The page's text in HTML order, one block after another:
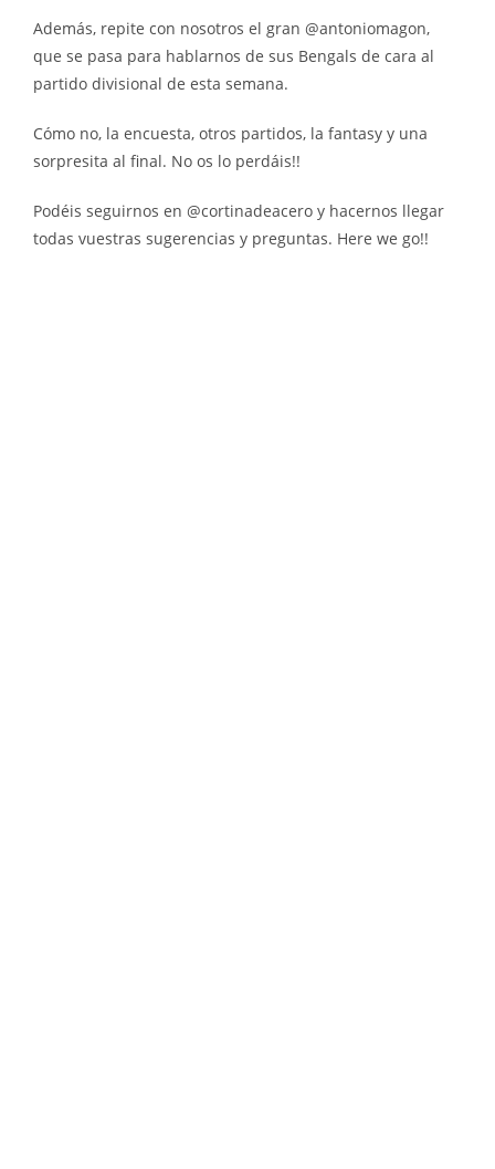
Además, repite con nosotros el gran @antoniomagon,
que se pasa para hablarnos de sus Bengals de cara al
partido divisional de esta semana.
Cómo no, la encuesta, otros partidos, la fantasy y una
sorpresita al final. No os lo perdáis!!
Podéis seguirnos en @cortinadeacero y hacernos llegar
todas vuestras sugerencias y preguntas. Here we go!!